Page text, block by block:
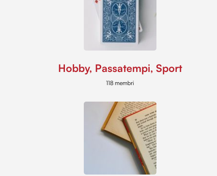
Hobby, Passatempi, Sport
118 membri